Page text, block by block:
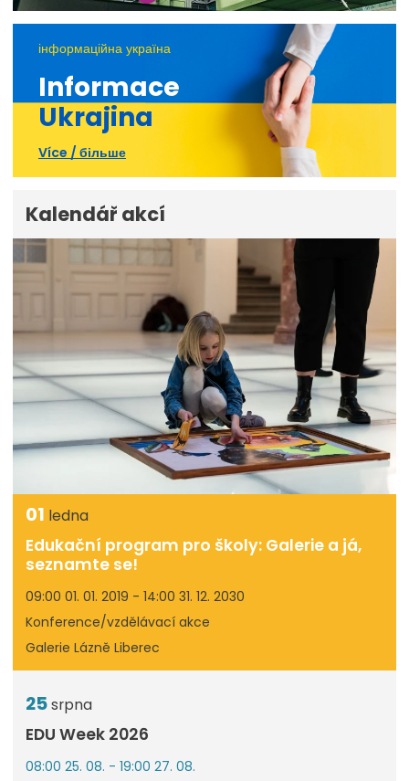
інформаційна україна
Informace
Ukrajina
Více / більше
Kalendář akcí
01 ledna
Edukační program pro školy: Galerie a já,
seznamte se!
09:00 01. 01. 2019 - 14:00 31. 12. 2030
Konference/vzdělávací akce
Galerie Lázně Liberec
25srpna
EDU Week 2026
08:00 25. 08. - 19:00 27. 08.